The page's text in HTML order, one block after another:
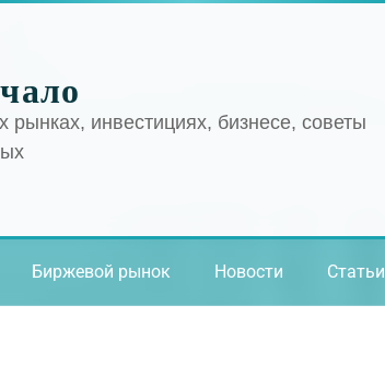
инвестициях, бизнесе, советы
Биржевой рынок Новости Статьи